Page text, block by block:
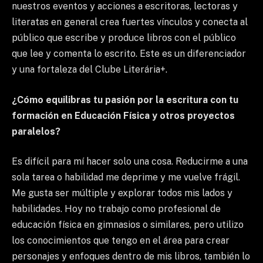
nuestros eventos y acciones a escritoras, lectoras y
literatas en general crea fuertes vínculos y conecta al
público que escribe y produce libros con el público
que lee y comenta lo escrito. Este es un diferenciador
y una fortaleza del Clube Literária+.
¿Cómo equilibras tu pasión por la escritura con tu
formación en Educación Física y otros proyectos
paralelos?
Es difícil para mí hacer solo una cosa. Reducirme a una
sola tarea o habilidad me deprime y me vuelve frágil.
Me gusta ser múltiple y explorar todos mis lados y
habilidades. Hoy no trabajo como profesional de
educación física en gimnasios o similares, pero utilizo
los conocimientos que tengo en el área para crear
personajes y enfoques dentro de mis libros, también lo